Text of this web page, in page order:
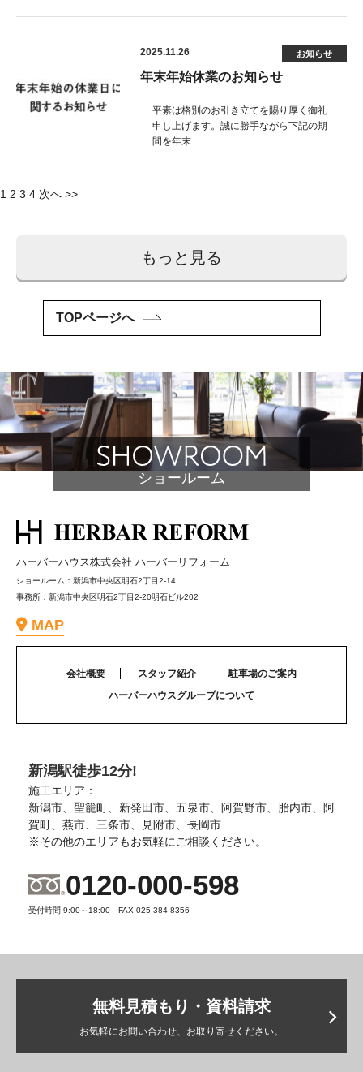
2025.11.26 お知らせ
年末年始休業のお知らせ
平素は格別のお引き立てを賜り厚く御礼
申し上げます。誠に勝手ながら下記の期
間を年末...
投
シ
ョ
ン
1 2 3 4 次へ >>
もっと見る
TOPページへ
ショールーム
ハーバーハウス株式会社 ハーバーリフォーム
ショールーム：新潟市中央区明石2丁目2-14
事務所：新潟市中央区明石2丁目2-20明石ビル202
MAP
会社概要 スタッフ紹介
駐車場のご案内
ハーバーハウスグループについて
新潟駅徒歩12分!
施工エリア：
新潟市、聖籠町、新発田市、五泉市、阿賀野市、胎内市、阿
賀町、燕市、三条市、見附市、長岡市
※その他のエリアもお気軽にご相談ください。
0120-000-598
受付時間 9:00～18:00 FAX 025-384-8356
無料見積もり・資料請求
お気軽にお問い合わせ、お取り寄せください。